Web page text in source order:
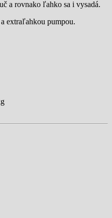
a rovnako ľahko sa i vysadá.
extraľahkou pumpou.